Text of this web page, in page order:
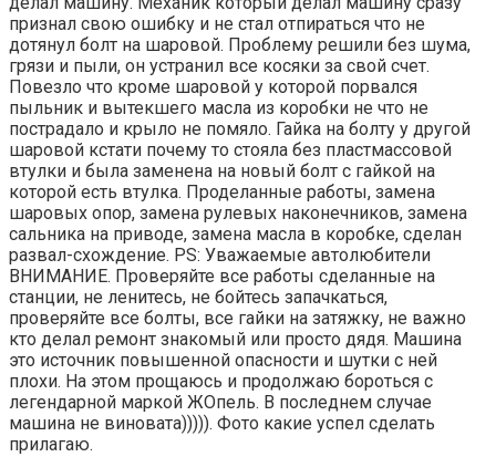
признал свою ошибку и не стал отпираться что не
дотянул болт на шаровой. Проблему решили без шума,
грязи и пыли, он устранил все косяки за свой счет.
Повезло что кроме шаровой у которой порвался
пыльник и вытекшего масла из коробки не что не
пострадало и крыло не помяло. Гайка на болту у другой
шаровой кстати почему то стояла без пластмассовой
втулки и была заменена на новый болт с гайкой на
которой есть втулка. Проделанные работы, замена
шаровых опор, замена рулевых наконечников, замена
сальника на приводе, замена масла в коробке, сделан
развал-схождение. PS: Уважаемые автолюбители
ВНИМАНИЕ. Проверяйте все работы сделанные на
станции, не ленитесь, не бойтесь запачкаться,
проверяйте все болты, все гайки на затяжку, не важно
кто делал ремонт знакомый или просто дядя. Машина
это источник повышенной опасности и шутки с ней
плохи. На этом прощаюсь и продолжаю бороться с
легендарной маркой ЖОпель. В последнем случае
машина не виновата))))). Фото какие успел сделать
прилагаю.